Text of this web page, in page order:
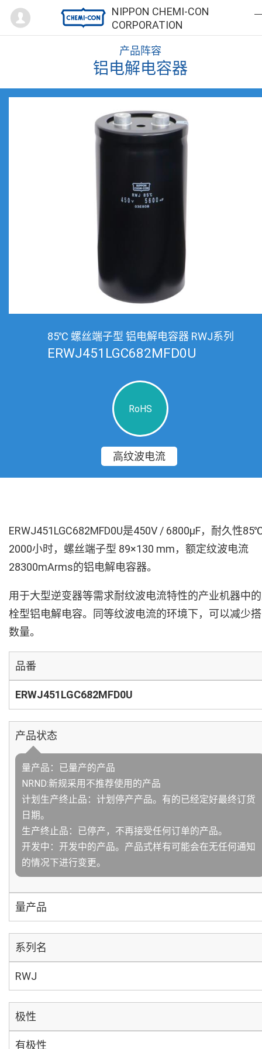
NIPPON CHEMI-CON
CORPORATION
Mypage
产品阵容
铝电解电容器
85℃ 螺丝端子型 铝电解电容器 RWJ系列
ERWJ451LGC682MFD0U
RoHS
高纹波电流
ERWJ451LGC682MFD0U是450V / 6800µF，耐久性
2000小时，螺丝端子型 89×130 mm，额定纹波电流
28300mArms的铝电解电容器。
用于大型逆变器等需求耐纹波电流特性的产业机器中
栓型铝电解电容。同等纹波电流的环境下，可以减少
数量。
品番
ERWJ451LGC682MFD0U
产品状态
量产品：已量产的产品
NRND:新规采用不推荐使用的产品
计划生产终止品：计划停产产品。有的已经定好最终订货
日期。
生产终止品：已停产，不再接受任何订单的产品。
开发中：开发中的产品。产品式样有可能会在无任何通知
的情况下进行变更。
量产品
系列名
RWJ
极性
有极性